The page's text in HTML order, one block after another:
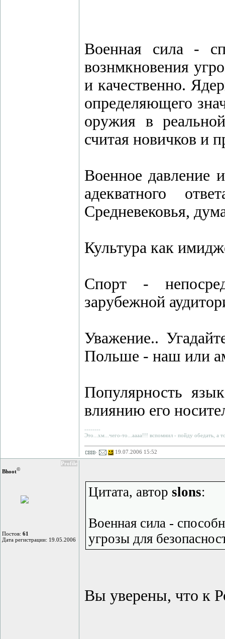
Военная сила -
вознмкновения
и качественно.
определяющего
оружия в
считая новичков и
Военное давление
адекватного
Средневековья,
Культура как
Спорт -
зарубежной
Уважение..
Польше - наш или
Популярность
влиянию его
--------
Это...хм...чего-то...аааа!!! вспомнил - пойду обедать, а
19.07.2006 15:52
Profile
Bhoot©
Постов: 61
Дата регистрации: 19.05.2006
Цитата, автор slons:
Военная сила -
угрозы для
Вы уверены, что к